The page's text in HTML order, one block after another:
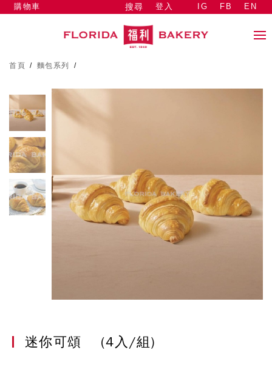
搜尋 登入
購物車 IG FB EN
首頁 / 麵包系列 /
迷你可頌 (4入/組)